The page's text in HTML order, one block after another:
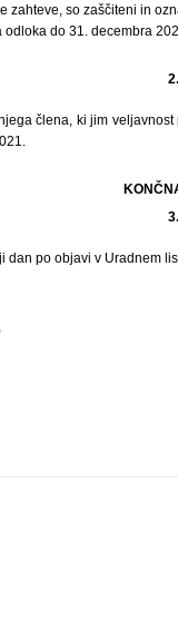
zahteve, so zaščiteni in
do 31. decembra
člena, ki jim
dan po objavi v Uradnem